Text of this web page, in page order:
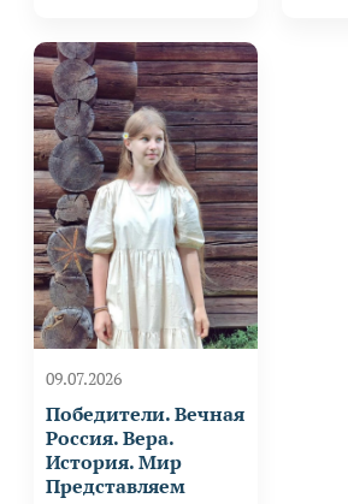
09.07.2026
Победители. Вечная
Россия. Вера.
История. Мир
Представляем